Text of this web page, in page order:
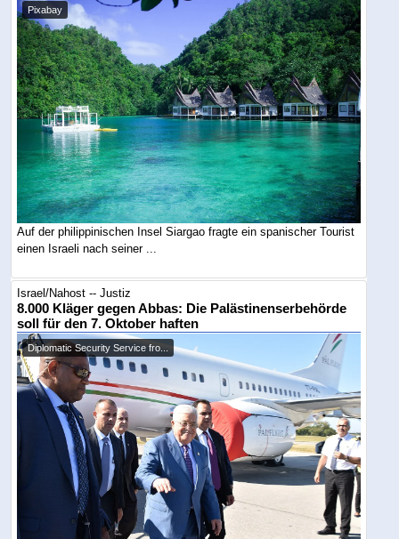
Pixabay
Auf der philippinischen Insel Siargao fragte ein spanischer Tourist
einen Israeli nach seiner ...
Israel/Nahost -- Justiz
8.000 Kläger gegen Abbas: Die Palästinenserbehörde
soll für den 7. Oktober haften
Diplomatic Security Service fro...